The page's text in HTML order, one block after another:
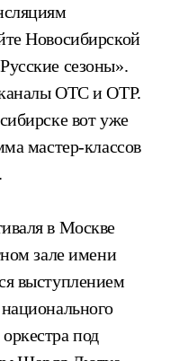
Новосибирской
сезоны».
ОТС и ОТР.
вот уже
мастер-классов
в Москве
зале имени
выступлением
под